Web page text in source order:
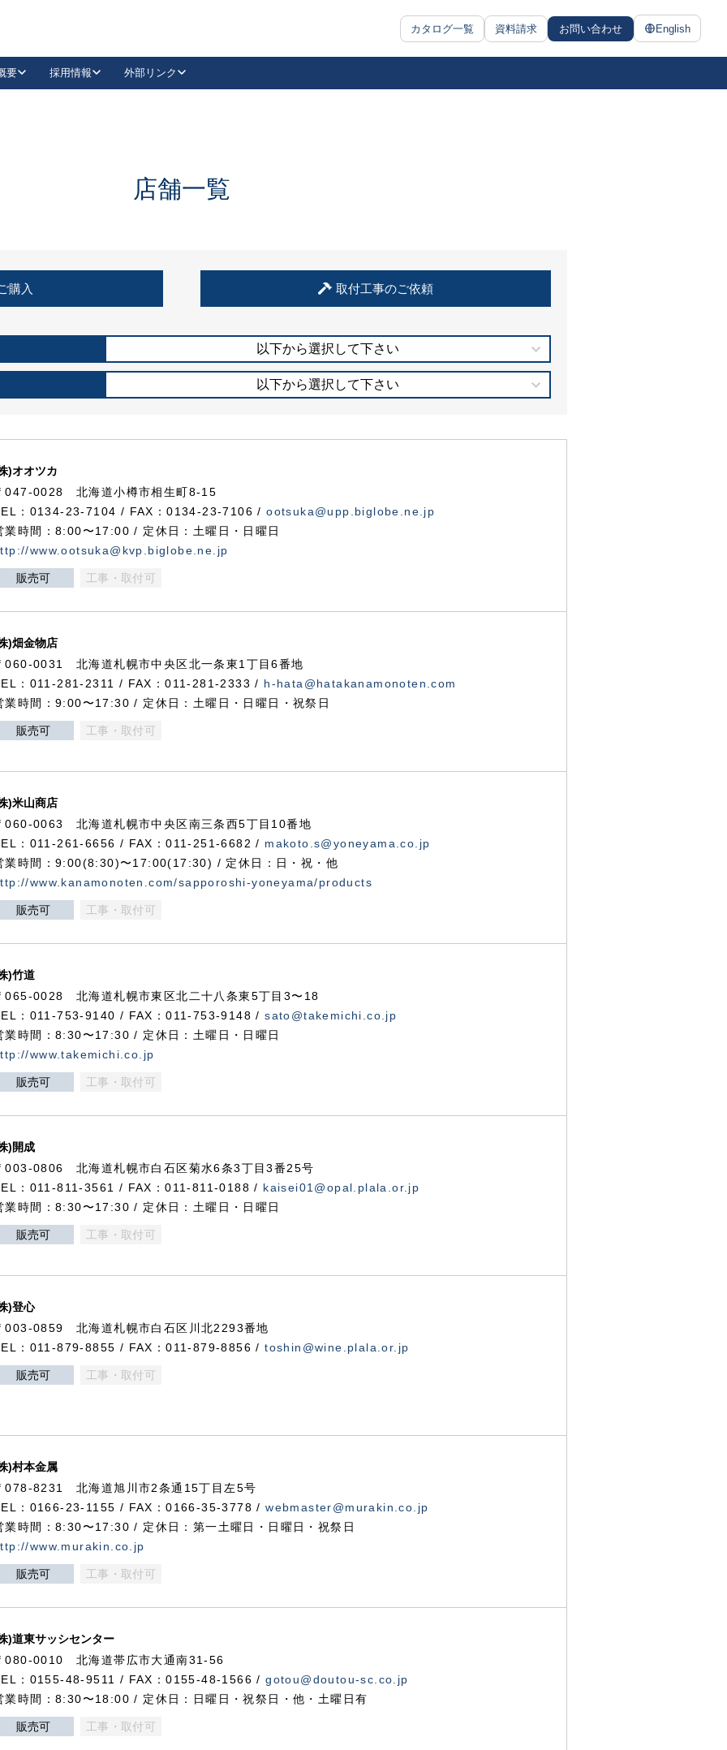
カタログ一覧 資料請求 お問い合わせ English
抗ウイルス・抗菌製品
要 採用情報 外部リンク
LinkedIn
住宅使用部材標準化推進協議会
店舗一覧
購入 取付工事のご依頼
以下から選択して下さい
以下から選択して下さい
)オオツカ
047-0028 北海道小樽市相生町8-15
：0134-23-7104 / FAX：0134-23-7106 /ootsuka@upp.biglobe.ne.jp
業時間：8:00〜17:00 / 定休日：土曜日・日曜日
www.ootsuka@kvp.biglobe.ne.jp
販売可 工事・取付可
)畑金物店
060-0031 北海道札幌市中央区北一条東1丁目6番地
：011-281-2311 / FAX：011-281-2333 / h-hata@hatakanamonoten.com
業時間：9:00〜17:30 / 定休日：土曜日・日曜日・祝祭日
販売可 工事・取付可
)米山商店
060-0063 北海道札幌市中央区南三条西5丁目10番地
：011-261-6656 / FAX：011-251-6682 / makoto.s@yoneyama.co.jp
業時間：9:00(8:30)〜17:00(17:30) / 定休日：日・祝・他
www.kanamonoten.com/sapporoshi-yoneyama/products
販売可 工事・取付可
)竹道
065-0028 北海道札幌市東区北二十八条東5丁目3〜18
：011-753-9140 / FAX：011-753-9148 /sato@takemichi.co.jp
業時間：8:30〜17:30 / 定休日：土曜日・日曜日
www.takemichi.co.jp
販売可 工事・取付可
)開成
003-0806 北海道札幌市白石区菊水6条3丁目3番25号
：011-811-3561 / FAX：011-811-0188 / kaisei01@opal.plala.or.jp
業時間：8:30〜17:30 / 定休日：土曜日・日曜日
販売可 工事・取付可
)登心
003-0859 北海道札幌市白石区川北2293番地
：011-879-8855 / FAX：011-879-8856 /toshin@wine.plala.or.jp
販売可 工事・取付可
)村本金属
078-8231 北海道旭川市2条通15丁目左5号
：0166-23-1155 / FAX：0166-35-3778 /webmaster@murakin.co.jp
業時間：8:30〜17:30 / 定休日：第一土曜日・日曜日・祝祭日
www.murakin.co.jp
販売可 工事・取付可
)道東サッシセンター
080-0010 北海道帯広市大通南31-56
：0155-48-9511 / FAX：0155-48-1566 /gotou@doutou-sc.co.jp
業時間：8:30〜18:00 / 定休日：日曜日・祝祭日・他・土曜日有
販売可 工事・取付可